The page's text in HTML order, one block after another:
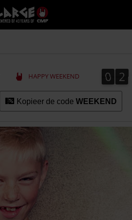
Large
–
Muziek-,
+
kleding
HAPPY WEEKEND 0
0 2
2
Kopieer de code WEEKEND